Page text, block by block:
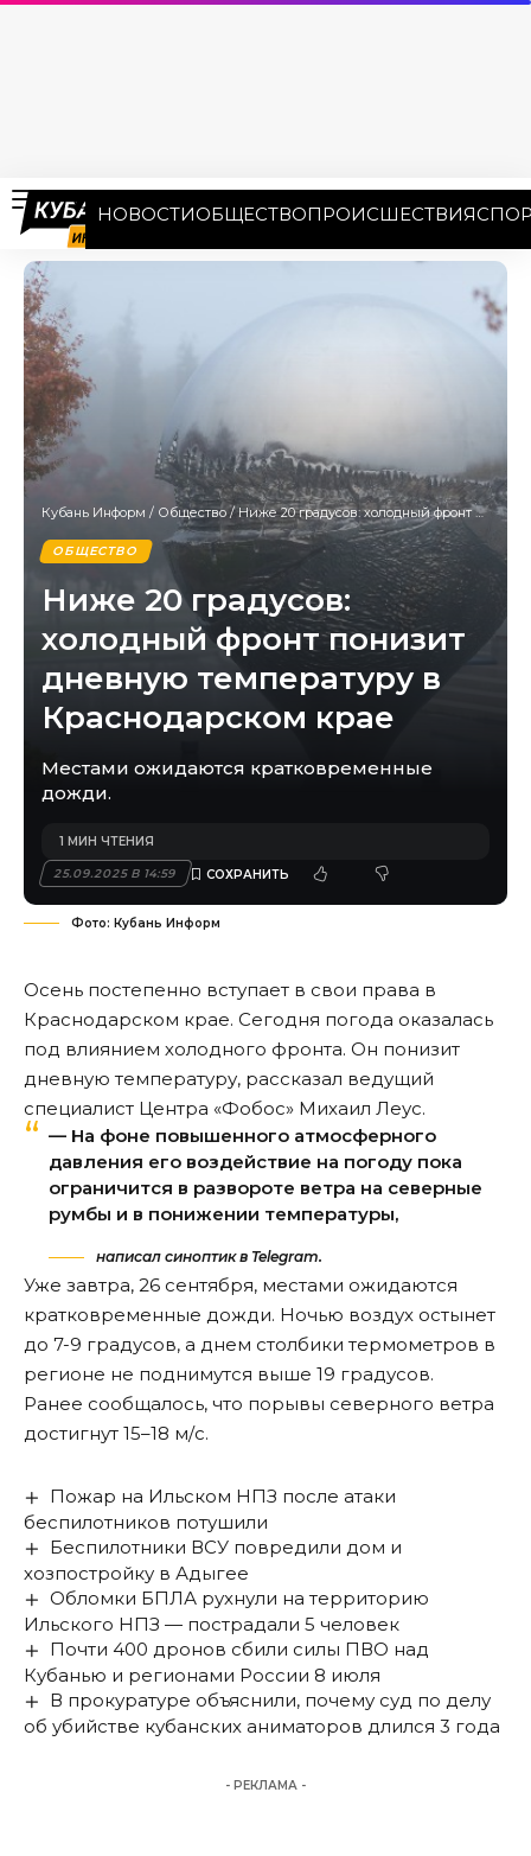
НОВОСТИОБЩЕСТВОПРОИСШЕСТВИЯ
Кубань Информ / Общество/Ниже 20 градусов: холодный фронт понизит дневную температуру в Краснодарском крае
ОБЩЕСТВО
Ниже 20 градусов:
холодный фронт понизит
дневную температуру в
Краснодарском крае
Местами ожидаются кратковременные
дожди.
25.09.2025 В 14:59
1 МИН ЧТЕНИЯ
Фото: Кубань Информ
Осень постепенно вступает в свои права в
Краснодарском крае. Сегодня погода оказалась
под влиянием холодного фронта. Он понизит
дневную температуру, рассказал ведущий
специалист Центра «Фобос» Михаил Леус.
— На фоне повышенного атмосферного
давления его воздействие на погоду пока
ограничится в развороте ветра на северные
румбы и в понижении температуры,
написал синоптик в Telegram.
Уже завтра, 26 сентября, местами ожидаются
кратковременные дожди. Ночью воздух остынет
до 7-9 градусов, а днем столбики термометров в
регионе не поднимутся выше 19 градусов.
Ранее сообщалось, что порывы северного ветра
достигнут 15–18 м/с.
Пожар на Ильском НПЗ после атаки
беспилотников потушили
Беспилотники ВСУ повредили дом и
хозпостройку в Адыгее
Обломки БПЛА рухнули на территорию
Ильского НПЗ — пострадали 5 человек
Почти 400 дронов сбили силы ПВО над
Кубанью и регионами России 8 июля
В прокуратуре объяснили, почему суд по делу
об убийстве кубанских аниматоров длился 3 года
- РЕКЛАМА -